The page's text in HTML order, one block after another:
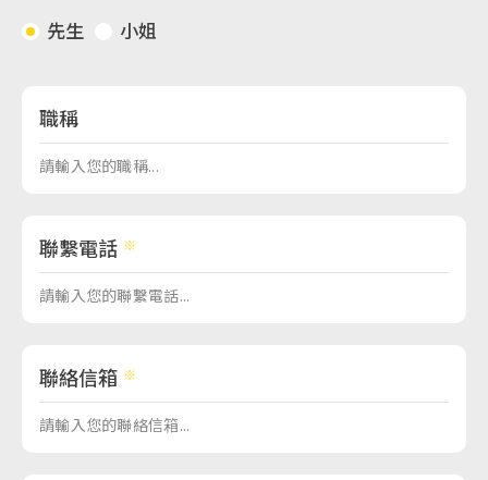
先生 小姐
職稱
聯繫電話
聯絡信箱